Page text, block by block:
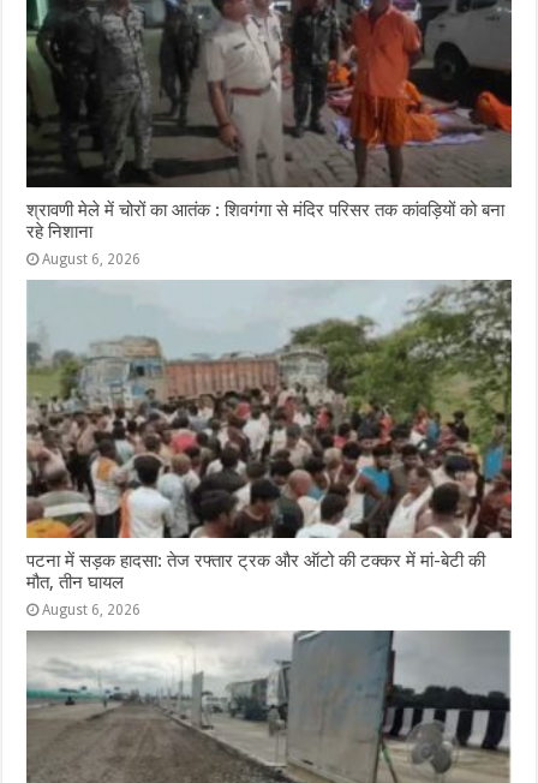
श्रावणी मेले में चोरों का आतंक : शिवगंगा से मंदिर परिसर तक कांवड़ियों को बना
रहे निशाना
August 6, 2026
पटना में सड़क हादसा: तेज रफ्तार ट्रक और ऑटो की टक्कर में मां-बेटी की
मौत, तीन घायल
August 6, 2026